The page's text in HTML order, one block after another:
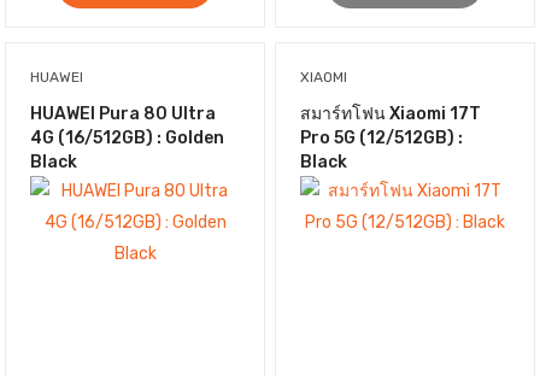
HUAWEI
HUAWEI Pura 80 Ultra
4G (16/512GB) : Golden
Black
XIAOMI
สมาร์ทโฟน Xiaomi 17T
Pro 5G (12/512GB) :
Black